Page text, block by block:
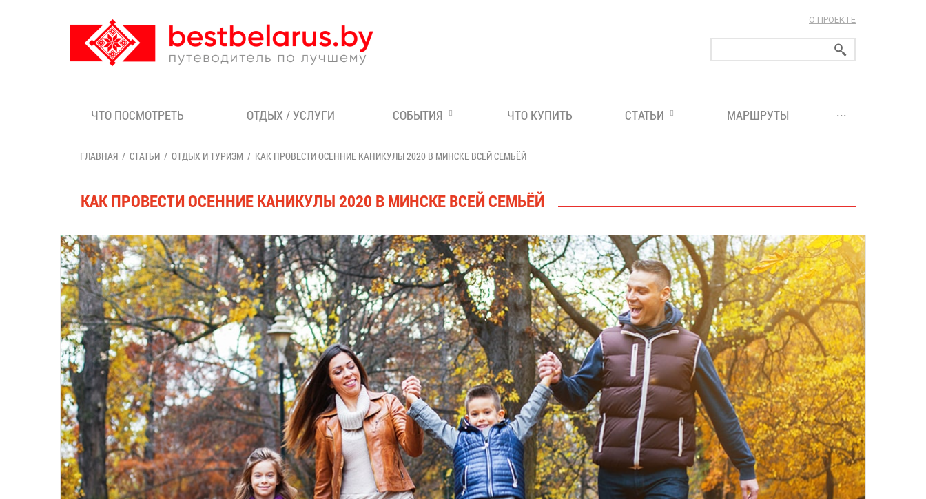
О ПРОЕКТЕ
ЧТО ПОСМОТРЕТЬ ОТДЫХ / УСЛУГИ СОБЫТИЯ ЧТО КУПИТЬ СТАТЬИ МАРШРУТЫ ...
ГЛАВНАЯ СТАТЬИ ОТДЫХ И ТУРИЗМ КАК ПРОВЕСТИ ОСЕННИЕ КАНИКУЛЫ 2020 В МИНСКЕ ВСЕЙ СЕМЬЁЙ
КАК ПРОВЕСТИ ОСЕННИЕ КАНИКУЛЫ 2020 В МИНСКЕ ВСЕЙ СЕМЬЁЙ